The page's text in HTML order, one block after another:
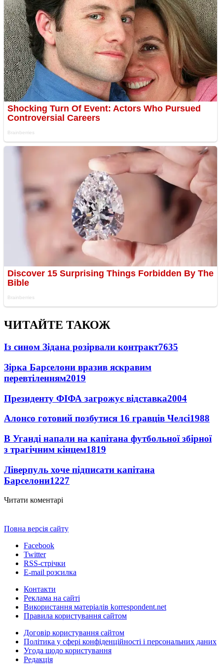
ЧИТАЙТЕ ТАКОЖ
Із сином Зідана розірвали контракт7635
Зірка Барселони вразив яскравим
перевтіленням2019
Президенту ФІФА загрожує відставка2004
Алонсо готовий позбутися 16 гравців Челсі1988
В Уганді напали на капітана футбольної збірної
з трагічним кінцем1819
Ліверпуль хоче підписати капітана
Барселони1227
Читати коментарі
Повна версія сайту
Facebook
Twitter
RSS-стрічки
E-mail розсилка
Контакти
Реклама на сайті
Використання матеріалів korrespondent.net
Правила користування сайтом
Договір користування сайтом
Політика у сфері конфіденційності і персональних даних
Угода щодо користування
Редакція